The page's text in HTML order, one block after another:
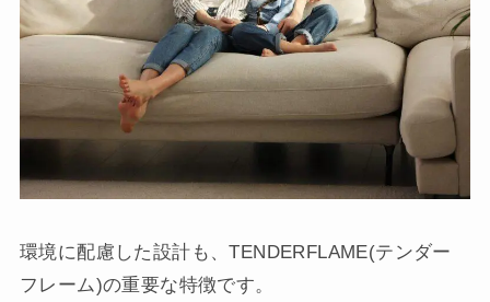
環境に配慮した設計も、TENDERFLAME(テンダー
フレーム)の重要な特徴です。